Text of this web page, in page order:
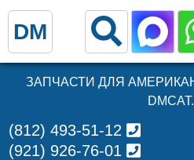
ЗАПЧАСТИ ДЛЯ
(812) 493-51-12
(921) 926-76-01
DM